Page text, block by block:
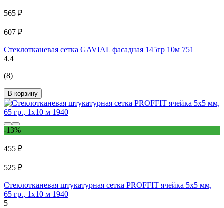
565 ₽
607 ₽
Стеклотканевая сетка GAVIAL фасадная 145гр 10м 751
4.4
(8)
В корзину
-13%
455 ₽
525 ₽
Стеклотканевая штукатурная сетка PROFFIT ячейка 5x5 мм,
65 гр., 1x10 м 1940
5